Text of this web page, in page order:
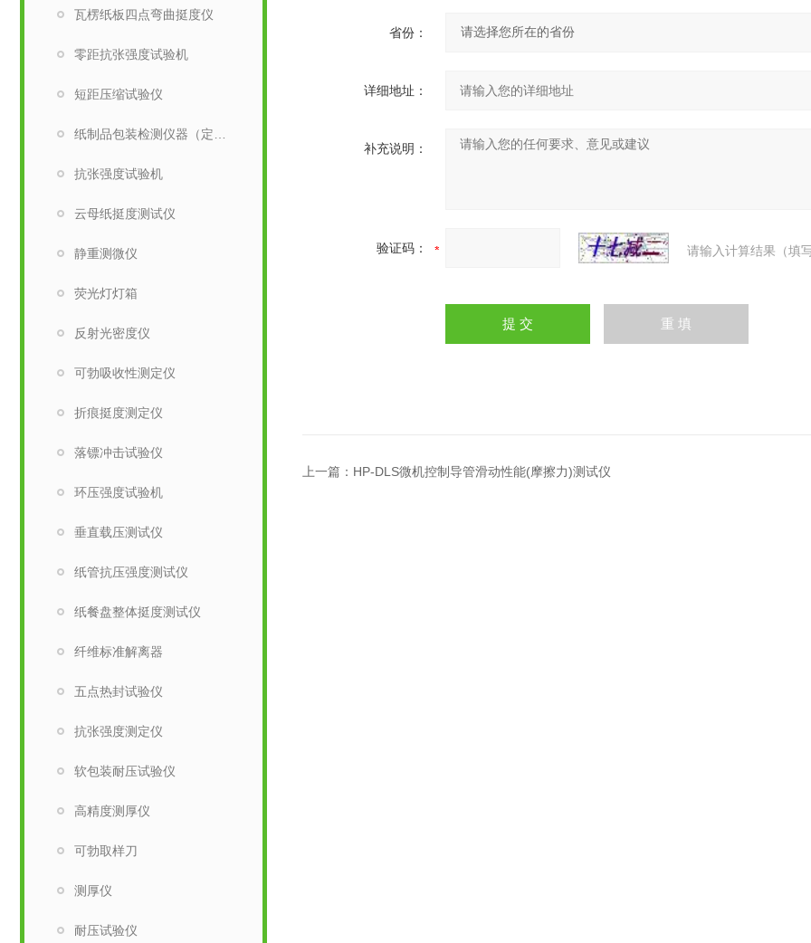
省份：
详细地址：
补充说明：
验证码： 请输入计算结果（填
上一篇： HP-DLS微机控制导管滑动性能(摩擦力)测试仪
瓦楞纸板四点弯曲挺度仪
零距抗张强度试验机
短距压缩试验仪
抗张强度试验机
云母纸挺度测试仪
静重测微仪
荧光灯灯箱
反射光密度仪
可勃吸收性测定仪
折痕挺度测定仪
落镖冲击试验仪
环压强度试验机
垂直载压测试仪
纸管抗压强度测试仪
纸餐盘整体挺度测试仪
纤维标准解离器
五点热封试验仪
抗张强度测定仪
软包装耐压试验仪
高精度测厚仪
可勃取样刀
测厚仪
耐压试验仪